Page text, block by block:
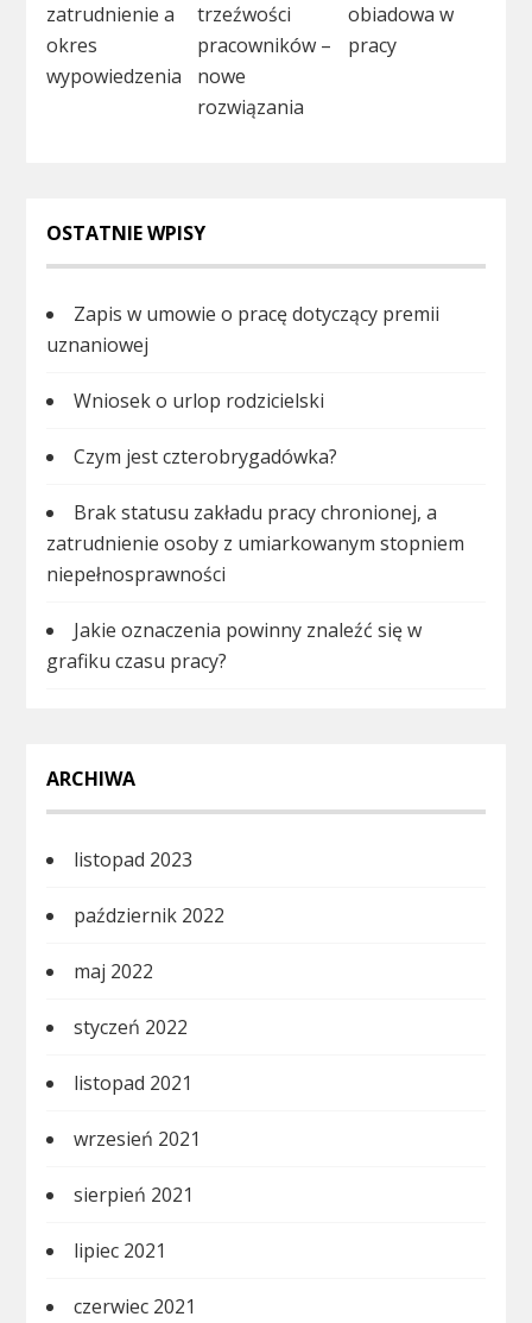
zatrudnienie a
okres
wypowiedzenia
trzeźwości
pracowników –
nowe
rozwiązania
obiadowa w
pracy
OSTATNIE WPISY
Zapis w umowie o pracę dotyczący premii
uznaniowej
Wniosek o urlop rodzicielski
Czym jest czterobrygadówka?
Brak statusu zakładu pracy chronionej, a
zatrudnienie osoby z umiarkowanym stopniem
niepełnosprawności
Jakie oznaczenia powinny znaleźć się w
grafiku czasu pracy?
ARCHIWA
listopad 2023
październik 2022
maj 2022
styczeń 2022
listopad 2021
wrzesień 2021
sierpień 2021
lipiec 2021
czerwiec 2021